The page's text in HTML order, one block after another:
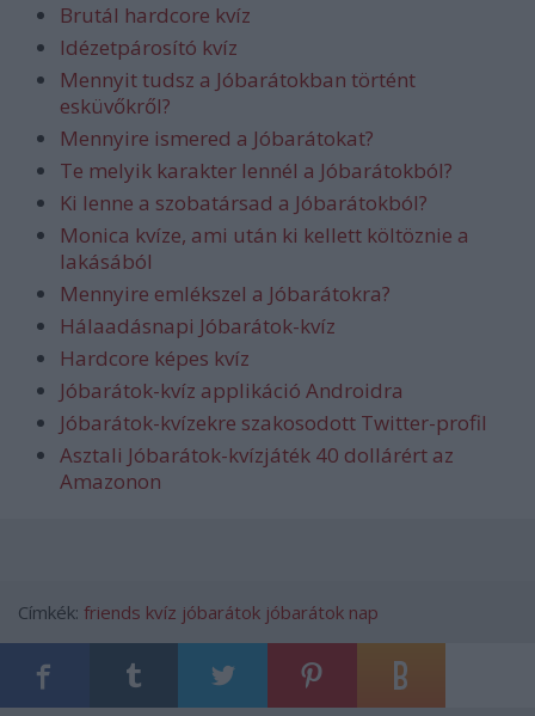
Brutál hardcore kvíz
Idézetpárosító kvíz
Mennyit tudsz a Jóbarátokban történt
esküvőkről?
Mennyire ismered a Jóbarátokat?
Te melyik karakter lennél a Jóbarátokból?
Ki lenne a szobatársad a Jóbarátokból?
Monica kvíze, ami után ki kellett költöznie a
lakásából
Mennyire emlékszel a Jóbarátokra?
Hálaadásnapi Jóbarátok-kvíz
Hardcore képes kvíz
Jóbarátok-kvíz applikáció Androidra
Jóbarátok-kvízekre szakosodott Twitter-profil
Asztali Jóbarátok-kvízjáték 40 dollárért az
Amazonon
Címkék: friends kvíz jóbarátok jóbarátok nap